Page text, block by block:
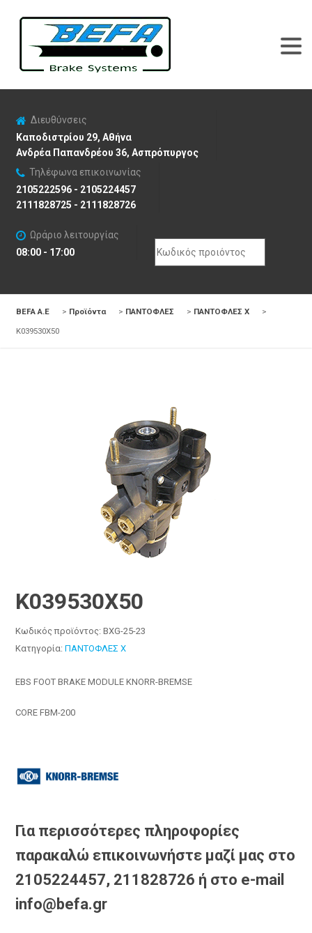
Διευθύνσεις
Καποδιστρίου 29, Αθήνα
Ανδρέα Παπανδρέου 36, Ασπρόπυργος
Τηλέφωνα επικοινωνίας
2105222596 - 2105224457
2111828725 - 2111828726
Ωράριο λειτουργίας
08:00 - 17:00
Search
for:
BEFA Α.Ε > Προϊόντα > ΠΑΝΤΟΦΛΕΣ > ΠΑΝΤΟΦΛΕΣ X
>
K039530X50
K039530X50
Κωδικός προϊόντος:BXG-25-23
Κατηγορία:ΠΑΝΤΟΦΛΕΣ X
EBS FOOT BRAKE MODULE KNORR-BREMSE
CORE FBM-200
Για περισσότερες πληροφορίες
παρακαλώ επικοινωνήστε μαζί μας στο
2105224457, 211828726 ή στο e-mail
info@befa.gr